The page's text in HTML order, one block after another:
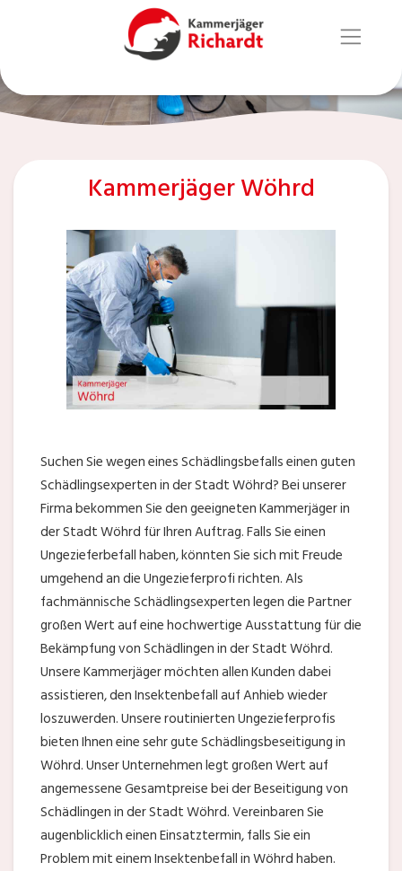
Kammerjäger Wöhrd
Suchen Sie wegen eines Schädlingsbefalls einen guten
Schädlingsexperten in der Stadt Wöhrd? Bei unserer
Firma bekommen Sie den geeigneten Kammerjäger in
der Stadt Wöhrd für Ihren Auftrag. Falls Sie einen
Ungezieferbefall haben, könnten Sie sich mit Freude
umgehend an die Ungezieferprofi richten. Als
fachmännische Schädlingsexperten legen die Partner
großen Wert auf eine hochwertige Ausstattung für die
Bekämpfung von Schädlingen in der Stadt Wöhrd.
Unsere Kammerjäger möchten allen Kunden dabei
assistieren, den Insektenbefall auf Anhieb wieder
loszuwerden. Unsere routinierten Ungezieferprofis
bieten Ihnen eine sehr gute Schädlingsbeseitigung in
Wöhrd. Unser Unternehmen legt großen Wert auf
angemessene Gesamtpreise bei der Beseitigung von
Schädlingen in der Stadt Wöhrd. Vereinbaren Sie
augenblicklich einen Einsatztermin, falls Sie ein
Problem mit einem Insektenbefall in Wöhrd haben.